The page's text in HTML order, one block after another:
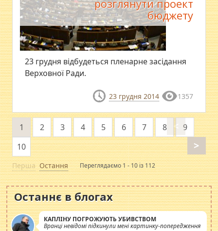
розглянути проект
бюджету
23 грудня відбудеться пленарне засідання
Верховної Ради.
23 грудня 2014 1357
Перша
<
1 2 3 4 5 6 7 8
9
10
>
Остання Переглядаємо 1 - 10 із 112
Останнє в блогах
КАПЛІНУ ПОГРОЖУЮТЬ УБИВСТВОМ
Вранці невідомі підкинули мені картинку-попередження